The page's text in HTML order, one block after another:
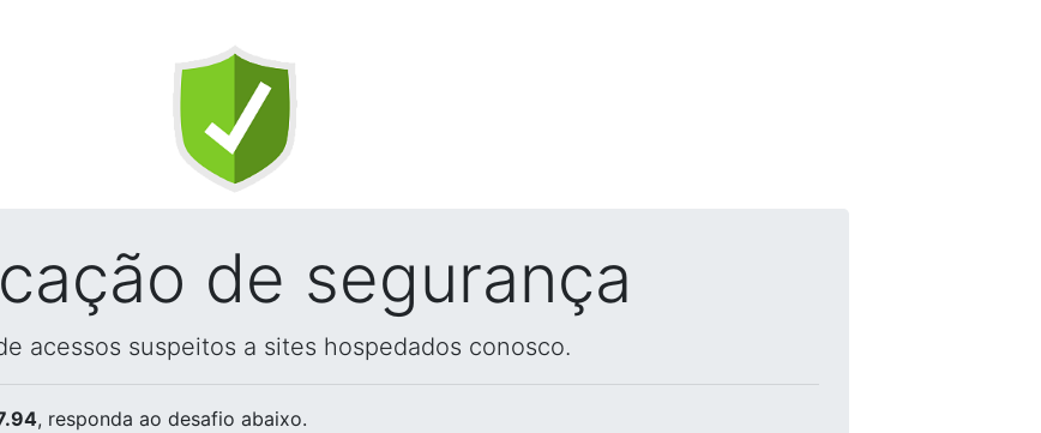
de segurança
acessos suspeitos a sites hospedados conosco.
, responda ao desafio abaixo.